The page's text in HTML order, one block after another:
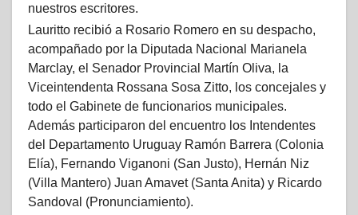
nuestros escritores.
Lauritto recibió a Rosario Romero en su despacho,
acompañado por la Diputada Nacional Marianela
Marclay, el Senador Provincial Martín Oliva, la
Viceintendenta Rossana Sosa Zitto, los concejales y
todo el Gabinete de funcionarios municipales.
Además participaron del encuentro los Intendentes
del Departamento Uruguay Ramón Barrera (Colonia
Elía), Fernando Viganoni (San Justo), Hernán Niz
(Villa Mantero) Juan Amavet (Santa Anita) y Ricardo
Sandoval (Pronunciamiento).